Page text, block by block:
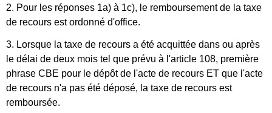
2. Pour les réponses 1a) à 1c), le remboursement de la taxe
de recours est ordonné d'office.
3. Lorsque la taxe de recours a été acquittée dans ou après
le délai de deux mois tel que prévu à l'article 108, première
phrase CBE pour le dépôt de l'acte de recours ET que l'acte
de recours n'a pas été déposé, la taxe de recours est
remboursée.